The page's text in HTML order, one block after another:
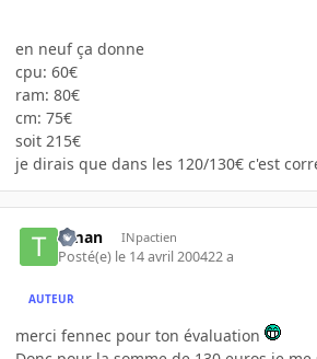
en neuf ça donne
cpu: 60€
ram: 80€
cm: 75€
soit 215€
je dirais que dans les 120/130€ c'est
timan INpactien
Posté(e) le 14 avril 200422 a
AUTEUR
merci fennec pour ton évaluation